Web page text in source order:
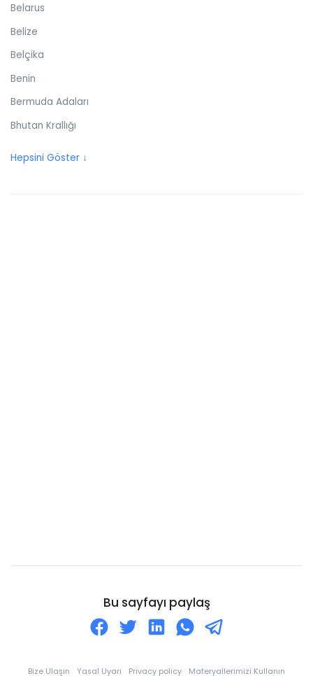
Belarus
Belize
Belçika
Benin
Bermuda Adaları
Bhutan Krallığı
Bolivya
Dominik Cumhuriyeti
Hepsini Göster ↓
Bu sayfayı paylaş
Bize Ulaşın Yasal Uyarı Privacy policy Materyallerimizi Kullanın